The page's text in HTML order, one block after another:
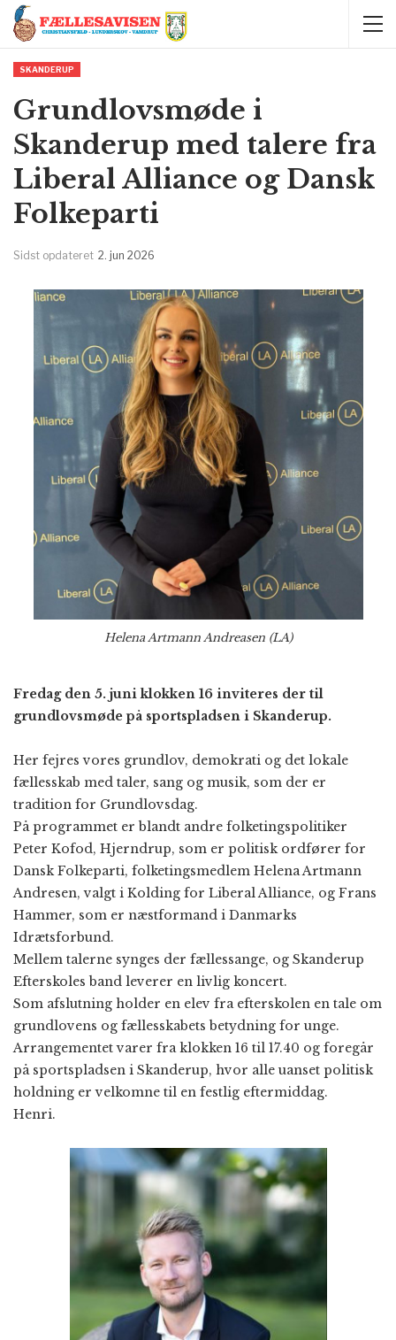
SKANDERUP
Grundlovsmøde i
Skanderup med talere fra
Liberal Alliance og Dansk
Folkeparti
Sidst opdateret 2. jun 2026
Helena Artmann Andreasen (LA)
Fredag den 5. juni klokken 16 inviteres der til
grundlovsmøde på sportspladsen i Skanderup.
Her fejres vores grundlov, demokrati og det lokale
fællesskab med taler, sang og musik, som der er
tradition for Grundlovsdag.
På programmet er blandt andre folketingspolitiker
Peter Kofod, Hjerndrup, som er politisk ordfører for
Dansk Folkeparti, folketingsmedlem Helena Artmann
Andresen, valgt i Kolding for Liberal Alliance, og Frans
Hammer, som er næstformand i Danmarks
Idrætsforbund.
Mellem talerne synges der fællessange, og Skanderup
Efterskoles band leverer en livlig koncert.
Som afslutning holder en elev fra efterskolen en tale om
grundlovens og fællesskabets betydning for unge.
Arrangementet varer fra klokken 16 til 17.40 og foregår
på sportspladsen i Skanderup, hvor alle uanset politisk
holdning er velkomne til en festlig eftermiddag.
Henri.